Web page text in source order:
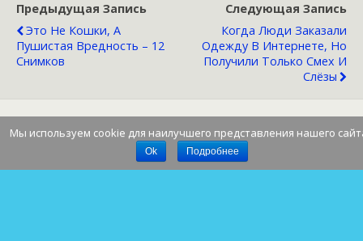
Предыдущая Запись
Это Не Кошки, А
Пушистая Вредность – 12
Снимков
Следующая Запись
Когда Люди Заказали
Одежду В Интернете, Но
Получили Только Смех И
Слёзы
Мы используем cookie для наилучшего представления нашего
Ok Подробнее
Наверх